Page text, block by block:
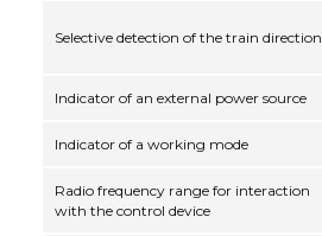
Selective detection of the train direction
Indicator of an external power source
Indicator of a working mode
Radio frequency range for interaction
with the control device